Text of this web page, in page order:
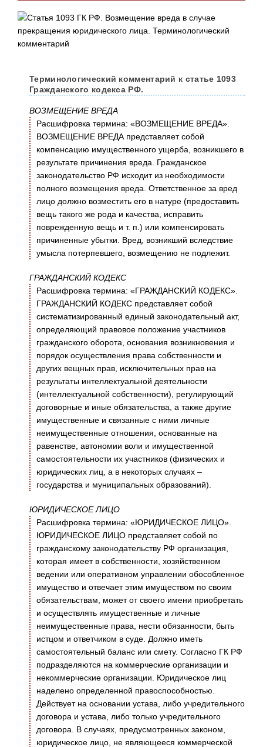
Терминологический комментарий к статье 1093
Гражданского кодекса РФ.
ВОЗМЕЩЕНИЕ ВРЕДА
Расшифровка термина: «ВОЗМЕЩЕНИЕ ВРЕДА».
ВОЗМЕЩЕНИЕ ВРЕДА представляет собой
компенсацию имущественного ущерба, возникшего в
результате причинения вреда. Гражданское
законодательство РФ исходит из необходимости
полного возмещения вреда. Ответственное за вред
лицо должно возместить его в натуре (предоставить
вещь такого же рода и качества, исправить
поврежденную вещь и т. п.) или компенсировать
причиненные убытки. Вред, возникший вследствие
умысла потерпевшего, возмещению не подлежит.
ГРАЖДАНСКИЙ КОДЕКС
Расшифровка термина: «ГРАЖДАНСКИЙ КОДЕКС».
ГРАЖДАНСКИЙ КОДЕКС представляет собой
систематизированный единый законодательный акт,
определяющий правовое положение участников
гражданского оборота, основания возникновения и
порядок осуществления права собственности и
других вещных прав, исключительных прав на
результаты интеллектуальной деятельности
(интеллектуальной собственности), регулирующий
договорные и иные обязательства, а также другие
имущественные и связанные с ними личные
неимущественные отношения, основанные на
равенстве, автономии воли и имущественной
самостоятельности их участников (физических и
юридических лиц, а в некоторых случаях –
государства и муниципальных образований).
ЮРИДИЧЕСКОЕ ЛИЦО
Расшифровка термина: «ЮРИДИЧЕСКОЕ ЛИЦО».
ЮРИДИЧЕСКОЕ ЛИЦО представляет собой по
гражданскому законодательству РФ организация,
которая имеет в собственности, хозяйственном
ведении или оперативном управлении обособленное
имущество и отвечает этим имуществом по своим
обязательствам, может от своего имени приобретать
и осуществлять имущественные и личные
неимущественные права, нести обязанности, быть
истцом и ответчиком в суде. Должно иметь
самостоятельный баланс или смету. Согласно ГК РФ
подразделяются на коммерческие организации и
некоммерческие организации. Юридическое лиц
наделено определенной правоспособностью.
Действует на основании устава, либо учредительного
договора и устава, либо только учредительного
договора. В случаях, предусмотренных законом,
юридическое лицо, не являющееся коммерческой